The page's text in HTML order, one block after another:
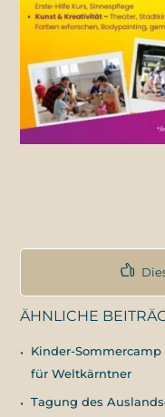
ÄHNLICHE
Kinder-
für Weltkärntner
Tagung des